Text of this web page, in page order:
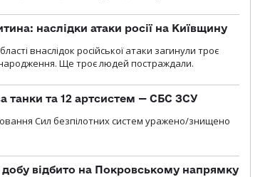
наслідки атаки росії на Київщину
внаслідок російської атаки загинули троє
Ще троє людей постраждали.
танки та 12 артсистем — СБС ЗСУ
Сил безпілотних систем уражено/знищено
відбито на Покровському напрямку